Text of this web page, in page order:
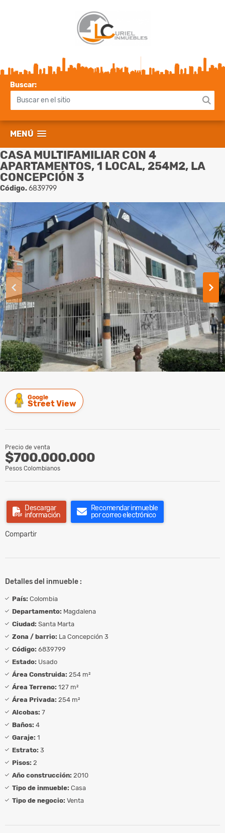
Buscar:
MENÚ
CASA MULTIFAMILIAR CON 4
APARTAMENTOS, 1 LOCAL, 254M2, LA
CONCEPCIÓN 3
Código.6839799
Google
Street View
Precio de venta
$700.000.000
Pesos Colombianos
Descargar
información
Recomendar inmueble
por correo electrónico
Compartir
Detalles del inmueble :
País: Colombia
Departamento: Magdalena
Ciudad: Santa Marta
Zona / barrio: La Concepción 3
Código: 6839799
Estado: Usado
Área Construida: 254 m²
Área Terreno: 127 m²
Área Privada: 254 m²
Alcobas: 7
Baños: 4
Garaje: 1
Estrato: 3
Pisos: 2
Año construcción: 2010
Tipo de inmueble: Casa
Tipo de negocio: Venta